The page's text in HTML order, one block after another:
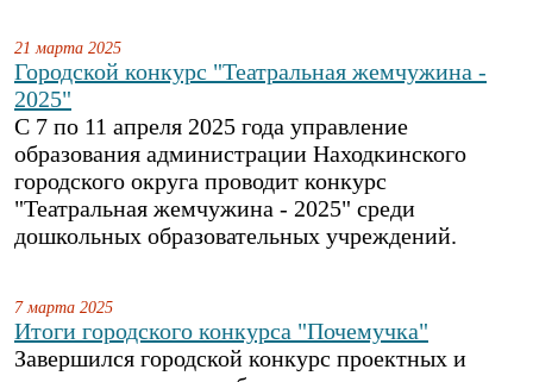
21 марта 2025
Городской конкурс "Театральная жемчужина -
2025"
С 7 по 11 апреля 2025 года управление
образования администрации Находкинского
городского округа проводит конкурс
"Театральная жемчужина - 2025" среди
дошкольных образовательных учреждений.
7 марта 2025
Итоги городского конкурса "Почемучка"
Завершился городской конкурс проектных и